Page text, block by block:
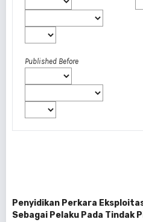
Published Before
Penyidikan Perkara
Sebagai Pelaku Pada Tindak